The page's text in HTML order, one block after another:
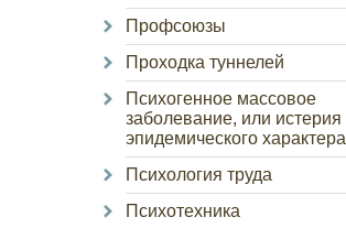
Профсоюзы
Проходка туннелей
Психогенное массовое
заболевание, или истерия
эпидемического характера
Психология труда
Психотехника